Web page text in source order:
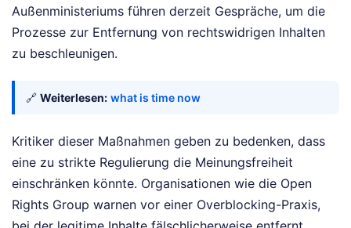
Außenministeriums führen derzeit Gespräche, um die
Prozesse zur Entfernung von rechtswidrigen Inhalten
zu beschleunigen.
🔗 Weiterlesen: what is time now
Kritiker dieser Maßnahmen geben zu bedenken, dass
eine zu strikte Regulierung die Meinungsfreiheit
einschränken könnte. Organisationen wie die Open
Rights Group warnen vor einer Overblocking-Praxis,